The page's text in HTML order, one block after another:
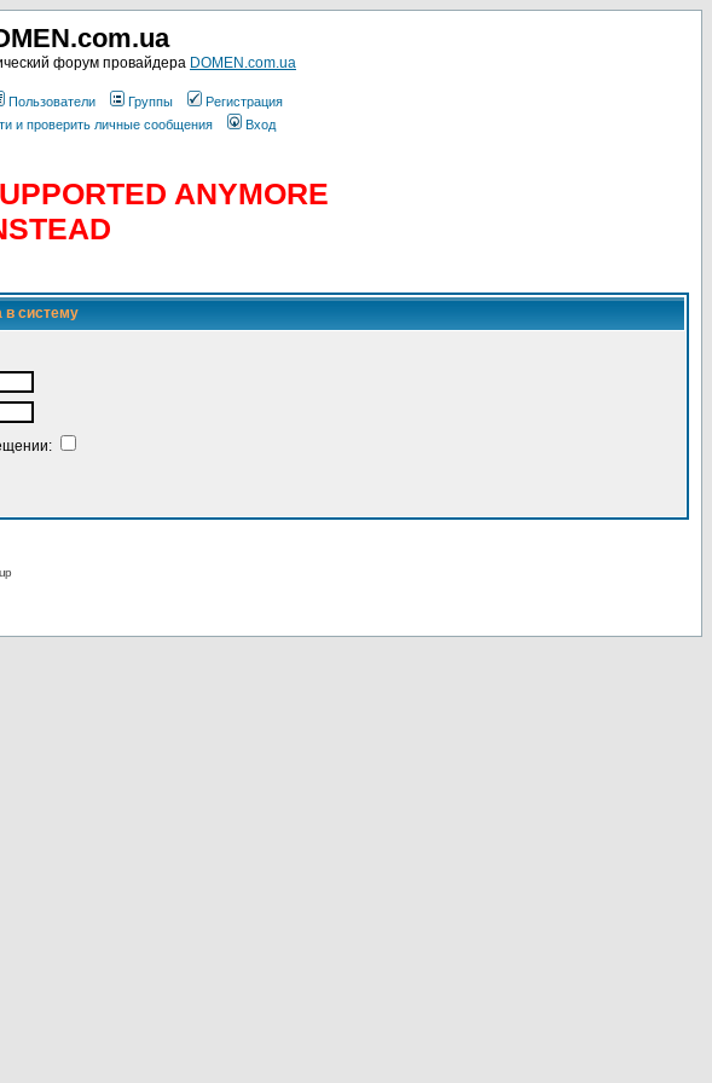
форум провайдера DOMEN.com.ua
Пользователи Группы
Регистрация
и проверить личные сообщения Вход
ANYMORE
в систему